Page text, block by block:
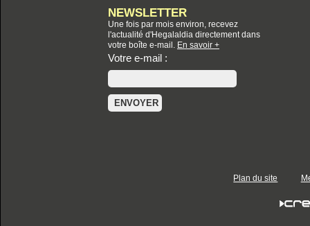
NEWSLETTER
Une fois par mois environ, recevez
l'actualité d'Hegalaldia directement dans
votre boîte e-mail.
En savoir +
Votre e-mail :
Plan du site